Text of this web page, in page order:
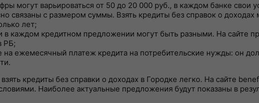
могут варьироваться от 50 до 20 000 руб., в каждом банке свои
связаны с размером суммы. Взять кредиты без справок о доходах
лет;
в каждом кредитном предложении могут быть разными. На сайте
РБ;
на ежемесячный платеж кредита на потребительские нужды: он
кредиты без справки о доходах в Городке легко. На сайте
Наиболее актуальные предложения будут показаны в